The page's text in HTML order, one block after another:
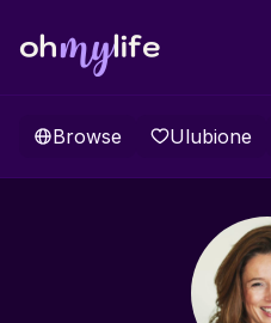
Browse Ulubione